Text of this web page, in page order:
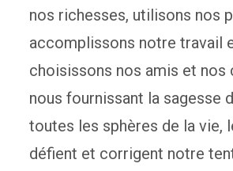
nos richesses, utilisons nos
accomplissons notre travail
choisissons nos amis et nos
nous fournissant la sagesse
toutes les sphères de la vie,
défient et corrigent notre